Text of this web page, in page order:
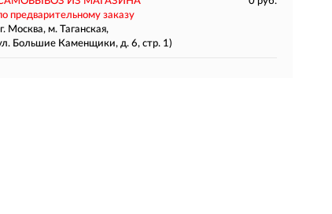
предварительному заказу
Москва, м. Таганская,
Большие Каменщики, д. 6, стр. 1)